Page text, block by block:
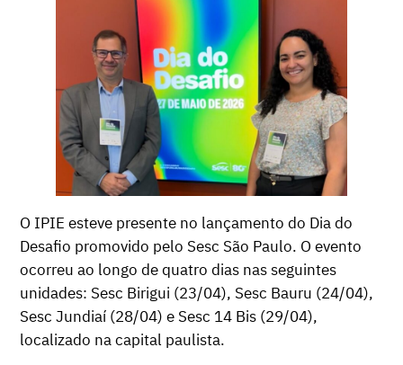
O IPIE esteve presente no lançamento do Dia do
Desafio promovido pelo Sesc São Paulo. O evento
ocorreu ao longo de quatro dias nas seguintes
unidades: Sesc Birigui (23/04), Sesc Bauru (24/04),
Sesc Jundiaí (28/04) e Sesc 14 Bis (29/04),
localizado na capital paulista.